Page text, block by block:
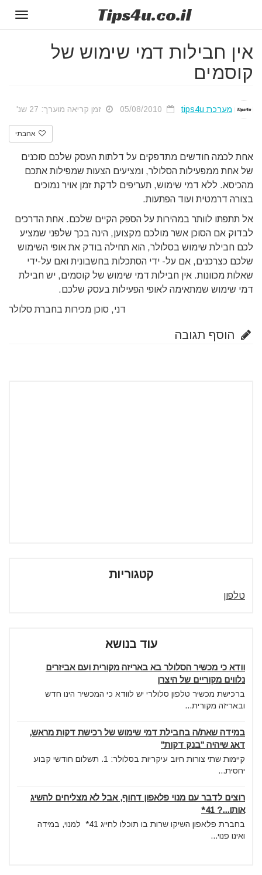
Tips4u.co.il
אין חבילות דמי שימוש של
קוסמים
מערכת tips4u זמן קריאה מוערך: 27 שנ'
אהבתי
אחת לכמה חודשים מתדפקים על דלתות העסק שלכם סוכנים
של אחת ממפעילות הסלולר, ומציעים הצעות שמפילות אתכם
מהכיסא. ללא דמי שימוש, תעריפים לדקת זמן אויר נמוכים
בצורה דרמטית ועוד הפתעות.
אל תתפתו לוותר במהירות על הספק הקיים שלכם. אחת הדרכים
לבדוק אם הסוכן אשר מולכם מקצוען, הינה בכך שלפני שמציע
לכם חבילת שימוש בסלולר, הוא תחילה בודק את אופי השימוש
שלכם כצרכנים, אם על- ידי הסתכלות בחשבונית ואם על-ידי
שאלות מכוונות. אין חבילות דמי שימוש של קוסמים, יש חבילת
דמי שימוש שמתאימה לאופי הפעילות בעסק שלכם.
דני, סוכן מכירות בחברת סלולר
הוסף תגובה
קטגוריות
טלפון
עוד בנושא
וודא כי מכשיר הסלולר בא באריזה מקורית ועם אביזרים
נלווים מקוריים של היצרן
ברכישת מכשיר טלפון סלולרי יש לוודא כי המכשיר הינו חדש
ובאריזה מקורית...
במידה שאת/ה בחבילת דמי שימוש של רכישת דקות מראש,
דאג שיהיה "בנק דקות"
קיימות שתי צורות חיוב עיקריות בסלולר: 1. תשלום חודשי קבוע
יחסית...
רוצים לדבר עם מנוי פלאפון ‏דחוף, אבל לא מצליחים להשיג
אותו...? 41*
בחברת פלאפון השיקו שרות בו תוכלו לחייג 41* ‏ למנוי, במידה
ואינו פנוי...